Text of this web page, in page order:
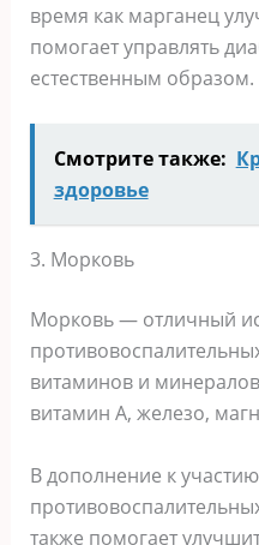
время как марганец
помогает управлять
естественным образом.
Смотрите также:
здоровье
3. Морковь
Морковь — отличный
витаминов и
витамин А, железо,
В дополнение к
также помогает